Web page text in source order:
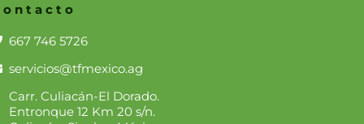
667 746 5726
servicios@tfmexico.ag
Carr. Culiacán-El Dorado.
Entronque 12 Km 20 s/n.